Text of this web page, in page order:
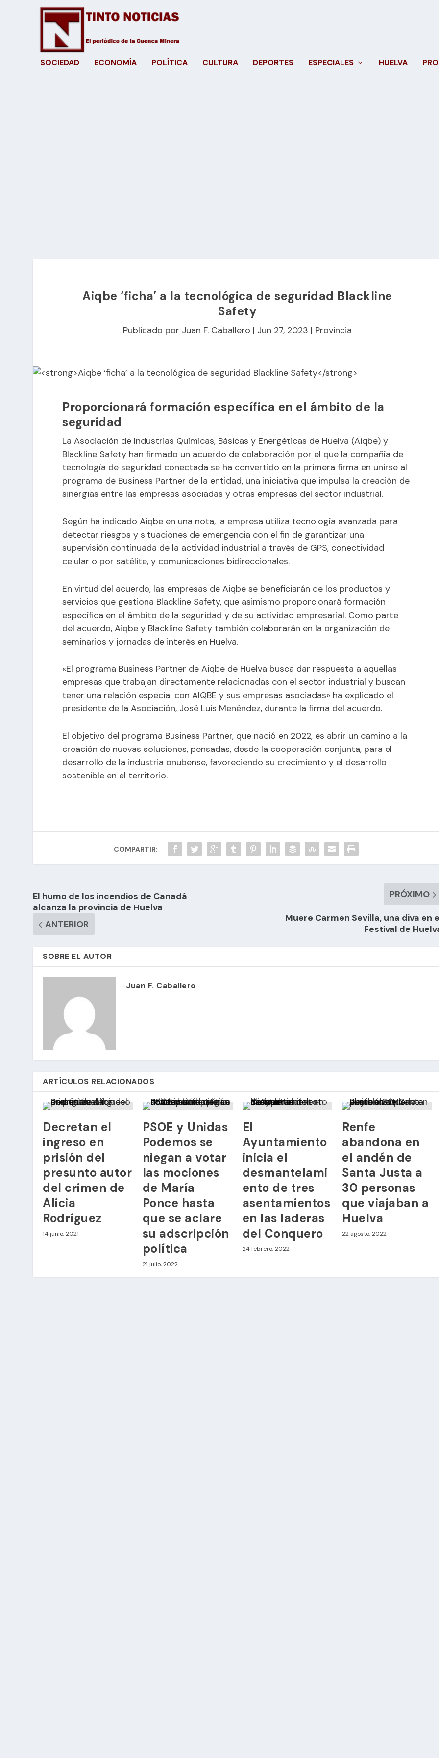
SOCIEDAD ECONOMÍA POLÍTICA CULTURA DEPORTES ESPECIALES HUELVA
Aiqbe ‘ficha’ a la tecnológica de seguridad Blackline
Safety
Publicado por Juan F. Caballero | Jun 27, 2023 | Provincia
Proporcionará formación específica en el ámbito de la
seguridad
La Asociación de Industrias Químicas, Básicas y Energéticas de Huelva (Aiqbe) y
Blackline Safety han firmado un acuerdo de colaboración por el que la compañía de
tecnología de seguridad conectada se ha convertido en la primera firma en unirse al
programa de Business Partner de la entidad, una iniciativa que impulsa la creación de
sinergias entre las empresas asociadas y otras empresas del sector industrial.
Según ha indicado Aiqbe en una nota, la empresa utiliza tecnología avanzada para
detectar riesgos y situaciones de emergencia con el fin de garantizar una
supervisión continuada de la actividad industrial a través de GPS, conectividad
celular o por satélite, y comunicaciones bidireccionales.
En virtud del acuerdo, las empresas de Aiqbe se beneficiarán de los productos y
servicios que gestiona Blackline Safety, que asimismo proporcionará formación
específica en el ámbito de la seguridad y de su actividad empresarial. Como parte
del acuerdo, Aiqbe y Blackline Safety también colaborarán en la organización de
seminarios y jornadas de interés en Huelva.
«El programa Business Partner de Aiqbe de Huelva busca dar respuesta a aquellas
empresas que trabajan directamente relacionadas con el sector industrial y buscan
tener una relación especial con AIQBE y sus empresas asociadas» ha explicado el
presidente de la Asociación, José Luis Menéndez, durante la firma del acuerdo.
El objetivo del programa Business Partner, que nació en 2022, es abrir un camino a la
creación de nuevas soluciones, pensadas, desde la cooperación conjunta, para el
desarrollo de la industria onubense, favoreciendo su crecimiento y el desarrollo
sostenible en el territorio.
COMPARTIR:
El humo de los incendios de Canadá
alcanza la provincia de Huelva
ANTERIOR
PRÓXIMO
Muere Carmen Sevilla, una diva en
Festival de
SOBRE EL AUTOR
Juan F. Caballero
ARTÍCULOS RELACIONADOS
Decretan el
ingreso en
prisión del
presunto autor
del crimen de
Alicia
Rodríguez
14 junio, 2021
PSOE y Unidas
Podemos se
niegan a votar
las mociones
de María
Ponce hasta
que se aclare
su adscripción
política
21 julio, 2022
El
Ayuntamiento
inicia el
desmantelami
ento de tres
asentamientos
en las laderas
del Conquero
24 febrero, 2022
Renfe
abandona en
el andén de
Santa Justa a
30 personas
que viajaban a
Huelva
22 agosto, 2022